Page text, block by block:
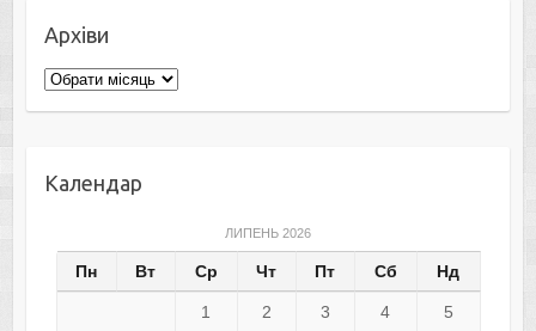
Архіви
Архіви
Календар
ЛИПЕНЬ 2026
Пн Вт Ср Чт Пт Сб Нд
1 2 3 4 5